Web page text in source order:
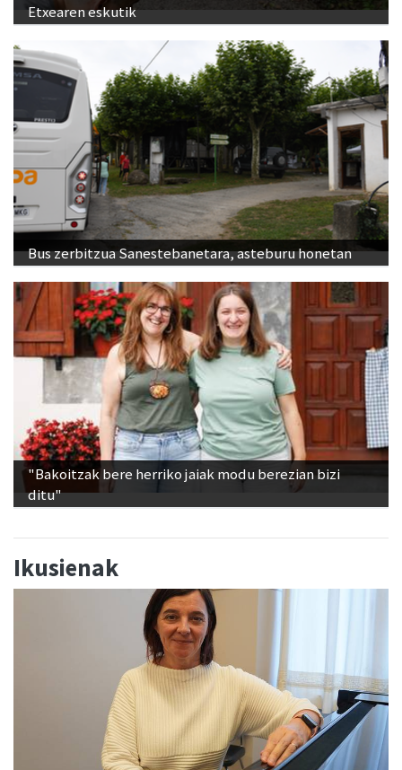
Etxearen eskutik
Bus zerbitzua Sanestebanetara, asteburu honetan
"Bakoitzak bere herriko jaiak modu berezian bizi
ditu"
Ikusienak